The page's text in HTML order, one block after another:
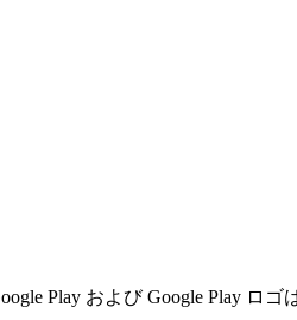
Play および Google Play ロゴ